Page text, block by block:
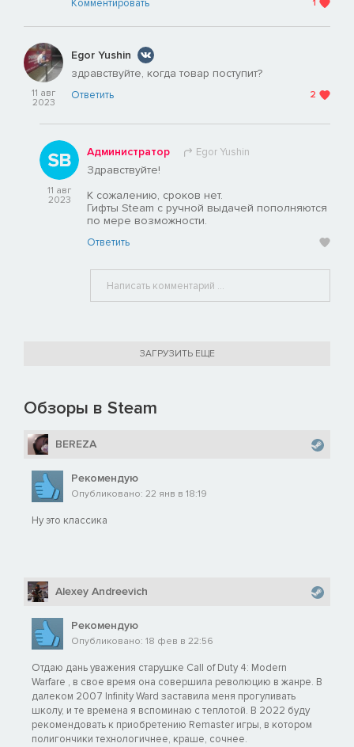
Комментировать 1
11 авг
2023
Egor Yushin
здравствуйте, когда товар поступит?
Ответить 2
11 авг
2023
Администратор Egor Yushin
Здравствуйте!
К сожалению, сроков нет.
Гифты Steam с ручной выдачей пополняются
по мере возможности.
Ответить
ЗАГРУЗИТЬ ЕЩЕ
Обзоры в Steam
BEREZA
Рекомендую
Опубликовано: 22 янв в 18:19
Ну это классика
Alexey Andreevich
Рекомендую
Опубликовано: 18 фев в 22:56
Отдаю дань уважения старушке Call of Duty 4: Modern
Warfare , в свое время она совершила революцию в жанре. В
далеком 2007 Infinity Ward заставила меня прогуливать
школу, и те времена я вспоминаю с теплотой. В 2022 буду
рекомендовать к приобретению Remaster игры, в котором
полигончики технологичнее, краше, сочнее.